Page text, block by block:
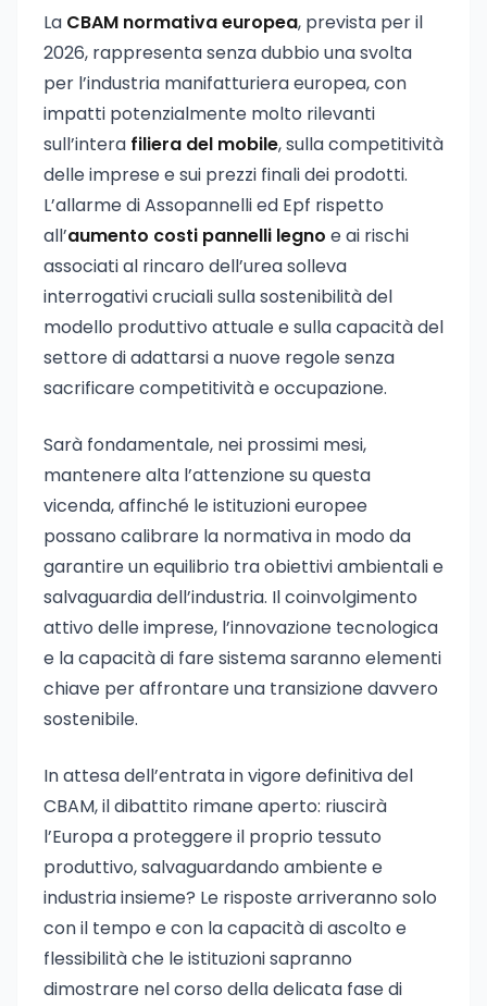
La CBAM normativa europea, prevista per il
2026, rappresenta senza dubbio una svolta
per l’industria manifatturiera europea, con
impatti potenzialmente molto rilevanti
sull’intera filiera del mobile, sulla competitività
delle imprese e sui prezzi finali dei prodotti.
L’allarme di Assopannelli ed Epf rispetto
all’aumento costi pannelli legno e ai rischi
associati al rincaro dell’urea solleva
interrogativi cruciali sulla sostenibilità del
modello produttivo attuale e sulla capacità del
settore di adattarsi a nuove regole senza
sacrificare competitività e occupazione.
Sarà fondamentale, nei prossimi mesi,
mantenere alta l’attenzione su questa
vicenda, affinché le istituzioni europee
possano calibrare la normativa in modo da
garantire un equilibrio tra obiettivi ambientali e
salvaguardia dell’industria. Il coinvolgimento
attivo delle imprese, l’innovazione tecnologica
e la capacità di fare sistema saranno elementi
chiave per affrontare una transizione davvero
sostenibile.
In attesa dell’entrata in vigore definitiva del
CBAM, il dibattito rimane aperto: riuscirà
l’Europa a proteggere il proprio tessuto
produttivo, salvaguardando ambiente e
industria insieme? Le risposte arriveranno solo
con il tempo e con la capacità di ascolto e
flessibilità che le istituzioni sapranno
dimostrare nel corso della delicata fase di